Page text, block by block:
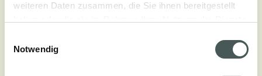
weiteren Daten zusammen, die Sie ihnen bereitgestellt
Notwendig